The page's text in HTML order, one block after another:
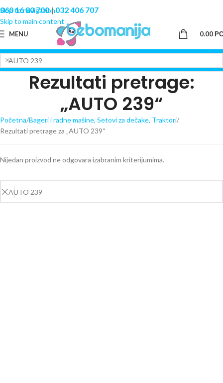
Skip to navigation
Skip to main content
060 16 80 700|032 406 707
MENU 0.00
Rezultati pretrage:
„AUTO 239“
Početna Bageri i radne mašine, Setovi za dečake, Traktori
Rezultati pretrage za „AUTO 239“
Nijedan proizvod ne odgovara izabranim kriterijumima.